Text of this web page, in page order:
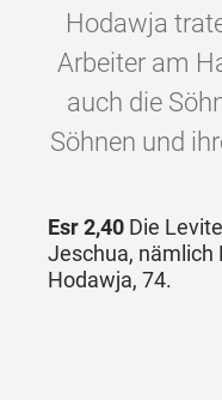
Hodawja
Arbeiter am
auch die
Söhnen und
Esr 2,40 Die
Jeschua, nämlich
Hodawja, 74.